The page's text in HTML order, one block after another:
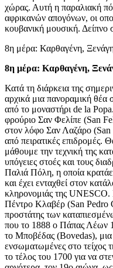
χώρας. Αυτή η παραλιακή
αφρικανών απογόνων, οι
κουβανική μουσική. Δείπνο
8η μέρα: Καρθαγένη,
8η μέρα: Καρθαγένη,
Κατά τη διάρκεια της
αρχικά μια πανοραμική θέα
από το μοναστήρι de la
φρούριο Σαν Φελίπε (San
στον λόφο Σαν Λαζάρο (San
από πειρατικές
μάθουμε την τεχνική της
υπόγειες στοές και τους
Παλιά Πόλη, η οποία
και έχει ενταχθεί στον
κληρονομιάς της
Πέντρο Kλαβέρ (San Pedro
προστάτης των
που το 1888 ο Πάπας Λέων
το Μποβέδας (Bovedas),
ενσωματωμένες στο τείχος
το τέλος του 1700 για να